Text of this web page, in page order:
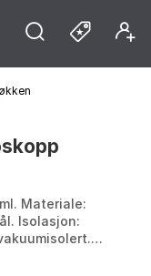
Materiale:
Isolasjon: